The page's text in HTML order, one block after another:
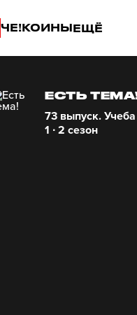
ЧЕ!КОИНЫЕЩЁ
ЕСТЬ
73 выпуск.
1 ∙ 2 сезон